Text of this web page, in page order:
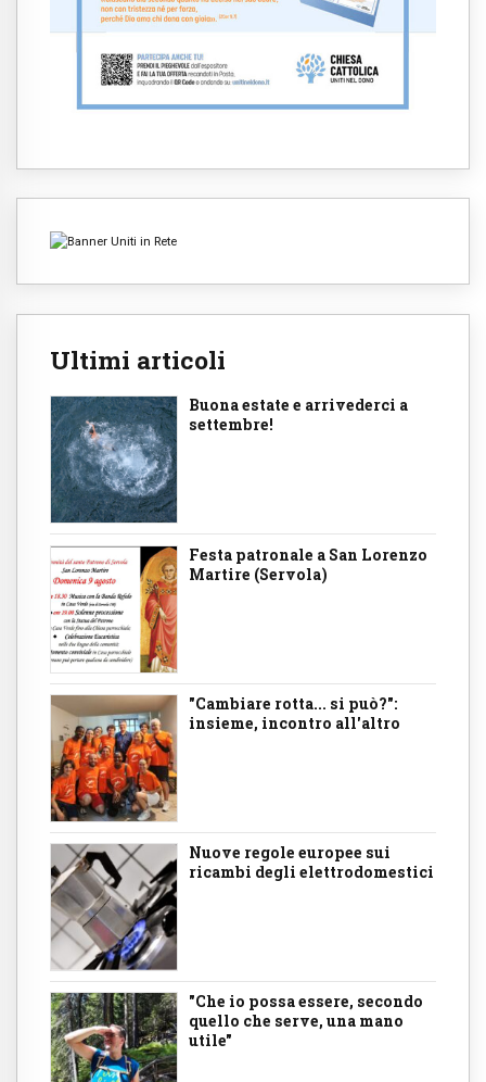
Ultimi articoli
Buona estate e arrivederci a
settembre!
Festa patronale a San Lorenzo
Martire (Servola)
"Cambiare rotta... si può?":
insieme, incontro all'altro
Nuove regole europee sui
ricambi degli elettrodomestici
"Che io possa essere, secondo
quello che serve, una mano
utile"